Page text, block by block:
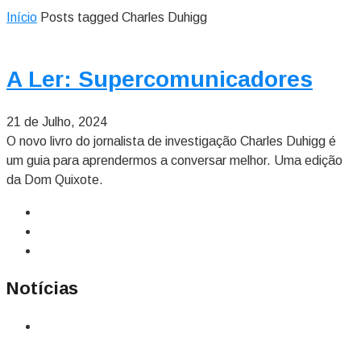
Início Posts tagged Charles Duhigg
A Ler: Supercomunicadores
21 de Julho, 2024
O novo livro do jornalista de investigação Charles Duhigg é
um guia para aprendermos a conversar melhor. Uma edição
da Dom Quixote.
Notícias